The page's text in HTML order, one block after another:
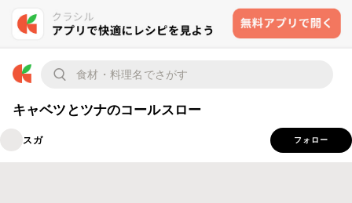
キャベツとツナのコールスロー
スガ フォロー